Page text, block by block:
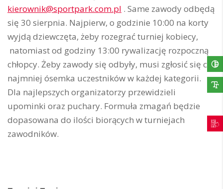
kierownik@sportpark.com.pl . Same zawody odbędą
się 30 sierpnia. Najpierw, o godzinie 10:00 na korty
wyjdą dziewczęta, żeby rozegrać turniej kobiecy,
natomiast od godziny 13:00 rywalizację rozpoczną
chłopcy. Żeby zawody się odbyły, musi zgłosić się co
najmniej ósemka uczestników w każdej kategorii.
Dla najlepszych organizatorzy przewidzieli
upominki oraz puchary. Formuła zmagań będzie
dopasowana do ilości biorących w turniejach
zawodników.